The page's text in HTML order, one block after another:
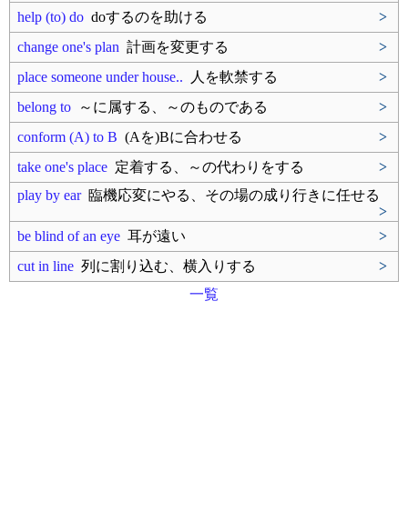
help (to) do doするのを助ける
>
change one's plan 計画を変更する
>
place someone under house.. 人を軟禁する
>
belong to ～に属する、～のものである
>
conform (A) to B (Aを)Bに合わせる
>
take one's place 定着する、～の代わりをする
>
play by ear臨機応変にやる、その場の成り行きに任せる
>
be blind of an eye 耳が遠い
>
cut in line 列に割り込む、横入りする
>
一覧